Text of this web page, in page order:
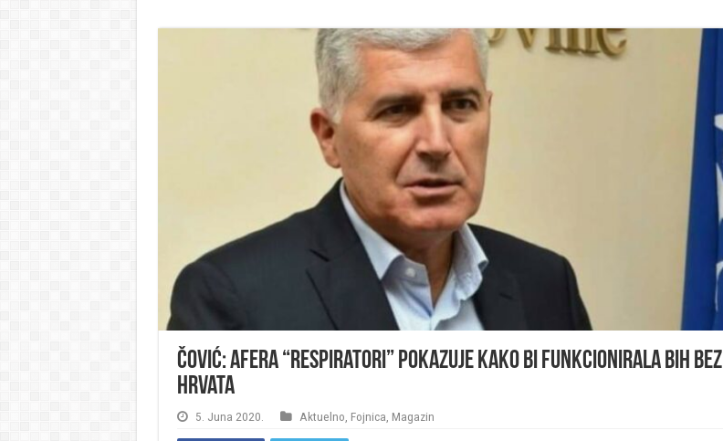
Čović: Afera “Respiratori” pokazuje kako bi funkcionirala BiH bez
Hrvata
5. Juna 2020. Aktuelno Fojnica Magazin